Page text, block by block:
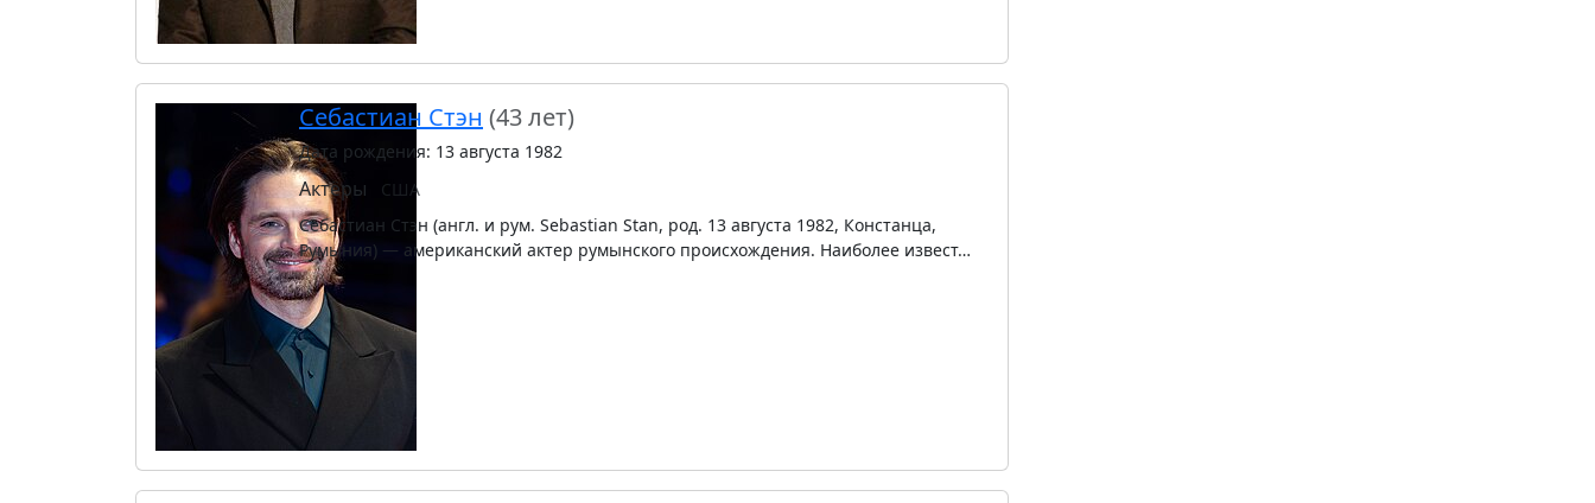
Себастиан Стэн (43 лет)
Дата рождения: 13 августа 1982
Актёры
США
Себастиан Стэн (англ. и рум. Sebastian Stan, род. 13 августа 1982, Констанца,
Румыния) — американский актер румынского происхождения. Наиболее извест…